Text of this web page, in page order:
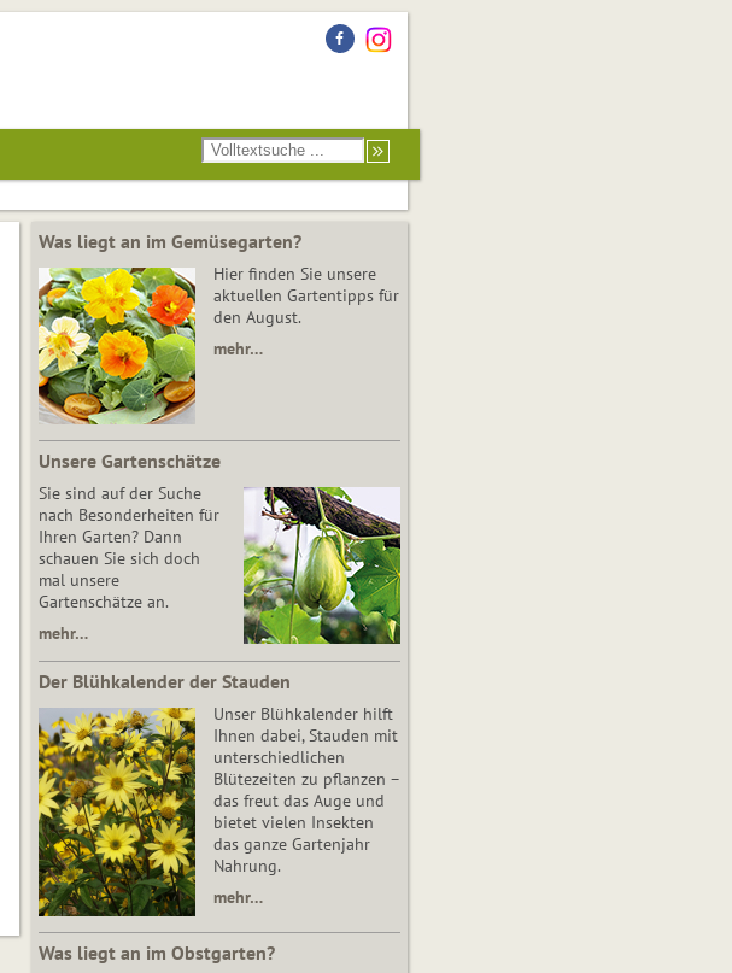
Was liegt an im Gemüsegarten?
Hier finden Sie unsere
aktuellen Gartentipps für
den August.
mehr…
Unsere Gartenschätze
Sie sind auf der Suche
nach Besonderheiten für
Ihren Garten? Dann
schauen Sie sich doch
mal unsere
Gartenschätze an.
mehr…
Der Blühkalender der Stauden
Unser Blühkalender hilft
Ihnen dabei, Stauden mit
unterschiedlichen
Blütezeiten zu pflanzen –
das freut das Auge und
bietet vielen Insekten
das ganze Gartenjahr
Nahrung.
mehr…
Was liegt an im Obstgarten?